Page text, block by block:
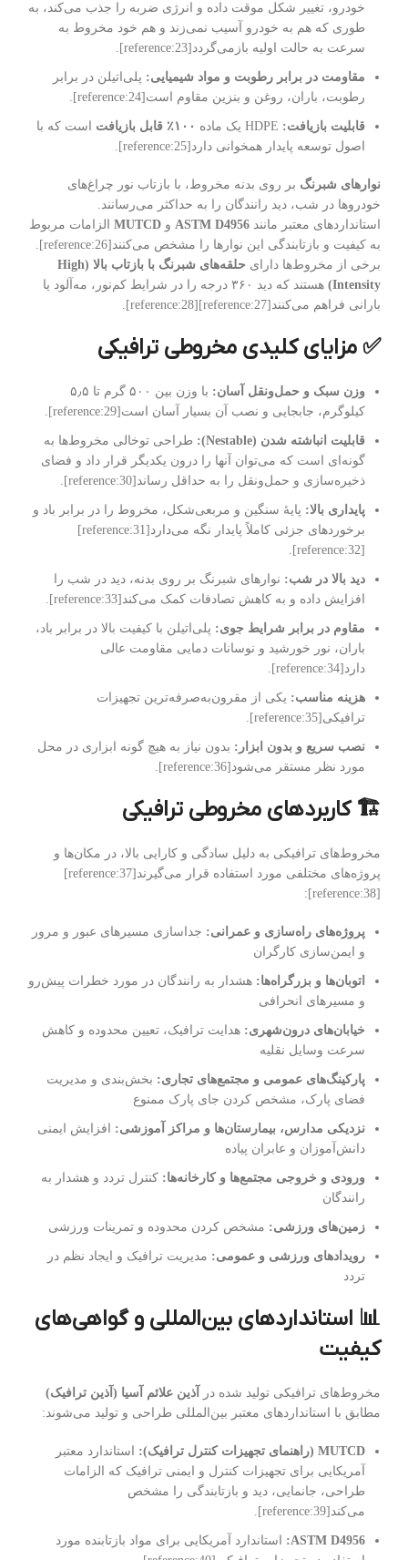
خودرو، تغییر شکل موقت داده و انرژی ضربه را جذب می‌کند، به
طوری که هم به خودرو آسیب نمی‌زند و هم خود مخروط به
سرعت به حالت اولیه بازمی‌گردد[reference:23].
مقاومت در برابر رطوبت و مواد شیمیایی: پلی‌اتیلن در برابر
رطوبت، باران، روغن و بنزین مقاوم است[reference:24].
قابلیت بازیافت: ۱۰۰٪ قابل بازیافت
است که با
اصول توسعه پایدار همخوانی دارد[reference:25].
نوارهای شبرنگ بر روی بدنه مخروط، با بازتاب نور چراغ‌های
خودروها در شب، دید رانندگان را به حداکثر می‌رسانند.
استانداردهای معتبر مانند ASTM D4956 و MUTCD الزامات مربوط
به کیفیت و بازتابندگی این نوارها را مشخص می‌کنند[reference:26].
برخی از مخروط‌ها دارای
حلقه‌های شبرنگ با بازتاب بالا (High
Intensity)
هستند که دید ۳۶۰ درجه را در شرایط کم‌نور، مه‌آلود یا
بارانی فراهم می‌کنند[reference:27][reference:28].
✅ مزایای کلیدی مخروطی ترافیکی
وزن سبک و حمل‌ونقل آسان:
با وزن بین ۵۰۰ گرم تا ۵٫۵
کیلوگرم، جابجایی و نصب آن بسیار آسان است[reference:29].
قابلیت انباشته شدن (Nestable):
طراحی توخالی مخروط‌ها به
گونه‌ای است که می‌توان آنها را درون یکدیگر قرار داد و فضای
ذخیره‌سازی و حمل‌ونقل را به حداقل رساند[reference:30].
پایداری بالا: پایۀ سنگین و مربعی‌شکل، مخروط را در برابر باد و
برخوردهای جزئی کاملاً پایدار نگه می‌دارد[reference:31]
[reference:32].
دید بالا در شب: نوارهای شبرنگ بر روی بدنه، دید در شب را
افزایش داده و به کاهش تصادفات کمک می‌کند[reference:33].
مقاوم در برابر شرایط جوی: پلی‌اتیلن با کیفیت بالا در برابر باد،
باران، نور خورشید و نوسانات دمایی مقاومت عالی
دارد[reference:34].
هزینه مناسب: یکی از مقرون‌به‌صرفه‌ترین تجهیزات
ترافیکی[reference:35].
نصب سریع و بدون ابزار: بدون نیاز به هیچ گونه ابزاری در محل
مورد نظر مستقر می‌شود[reference:36].
🏗️ کاربردهای مخروطی ترافیکی
مخروط‌های ترافیکی به دلیل سادگی و کارایی بالا، در مکان‌ها و
پروژه‌های مختلفی مورد استفاده قرار می‌گیرند[reference:37]
[reference:38]:
پروژه‌های راه‌سازی و عمرانی: جداسازی مسیرهای عبور و مرور
و ایمن‌سازی کارگران
اتوبان‌ها و بزرگراه‌ها: هشدار به رانندگان در مورد خطرات پیش‌رو
و مسیرهای انحرافی
خیابان‌های درون‌شهری: هدایت ترافیک، تعیین محدوده و کاهش
سرعت وسایل نقلیه
پارکینگ‌های عمومی و مجتمع‌های تجاری: بخش‌بندی و مدیریت
فضای پارک، مشخص کردن جای پارک ممنوع
نزدیکی مدارس، بیمارستان‌ها و مراکز آموزشی: افزایش ایمنی
دانش‌آموزان و عابران پیاده
ورودی و خروجی مجتمع‌ها و کارخانه‌ها: کنترل تردد و هشدار به
رانندگان
زمین‌های ورزشی: مشخص کردن محدوده و تمرینات ورزشی
رویدادهای ورزشی و عمومی: مدیریت ترافیک و ایجاد نظم در
تردد
📊 استانداردهای بین‌المللی و گواهی‌های
کیفیت
مخروط‌های ترافیکی تولید شده در
آذین علائم آسیا (آذین ترافیک)
مطابق با استانداردهای معتبر بین‌المللی طراحی و تولید می‌شوند:
MUTCD (راهنمای تجهیزات کنترل ترافیک):
استاندارد معتبر
آمریکایی برای تجهیزات کنترل و ایمنی ترافیک که الزامات
طراحی، جانمایی، دید و بازتابندگی را مشخص
می‌کند[reference:39].
ASTM D4956:
استاندارد آمریکایی برای مواد بازتابنده مورد